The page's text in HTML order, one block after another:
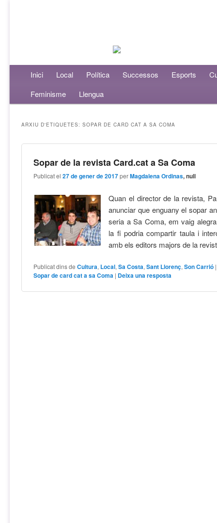
Menú principalAneu al contingut principal
Aneu al contingut secundari
Inici Local Política Successos Esports
Feminisme
Llengua
ARXIU D'ETIQUETES:SOPAR DE CARD CAT A SA COMA
Sopar de la revista Card.cat a Sa Coma
Publicat el27 de gener de 2017 perMagdalena Ordinas, null
Quan el director de la revista,
anunciar que enguany el sopar
seria a Sa Coma, em vaig
la fi podria compartir taula i
amb els editors majors de la
Publicat dins de Cultura, Local,Sa Costa,Sant Llorenç,Son Carrió
Sopar de card cat a sa Coma | Deixa una resposta